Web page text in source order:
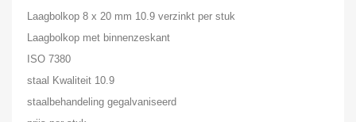
Laagbolkop 8 x 20 mm 10.9 verzinkt per stuk
Laagbolkop met binnenzeskant
ISO 7380
staal Kwaliteit 10.9
staalbehandeling gegalvaniseerd